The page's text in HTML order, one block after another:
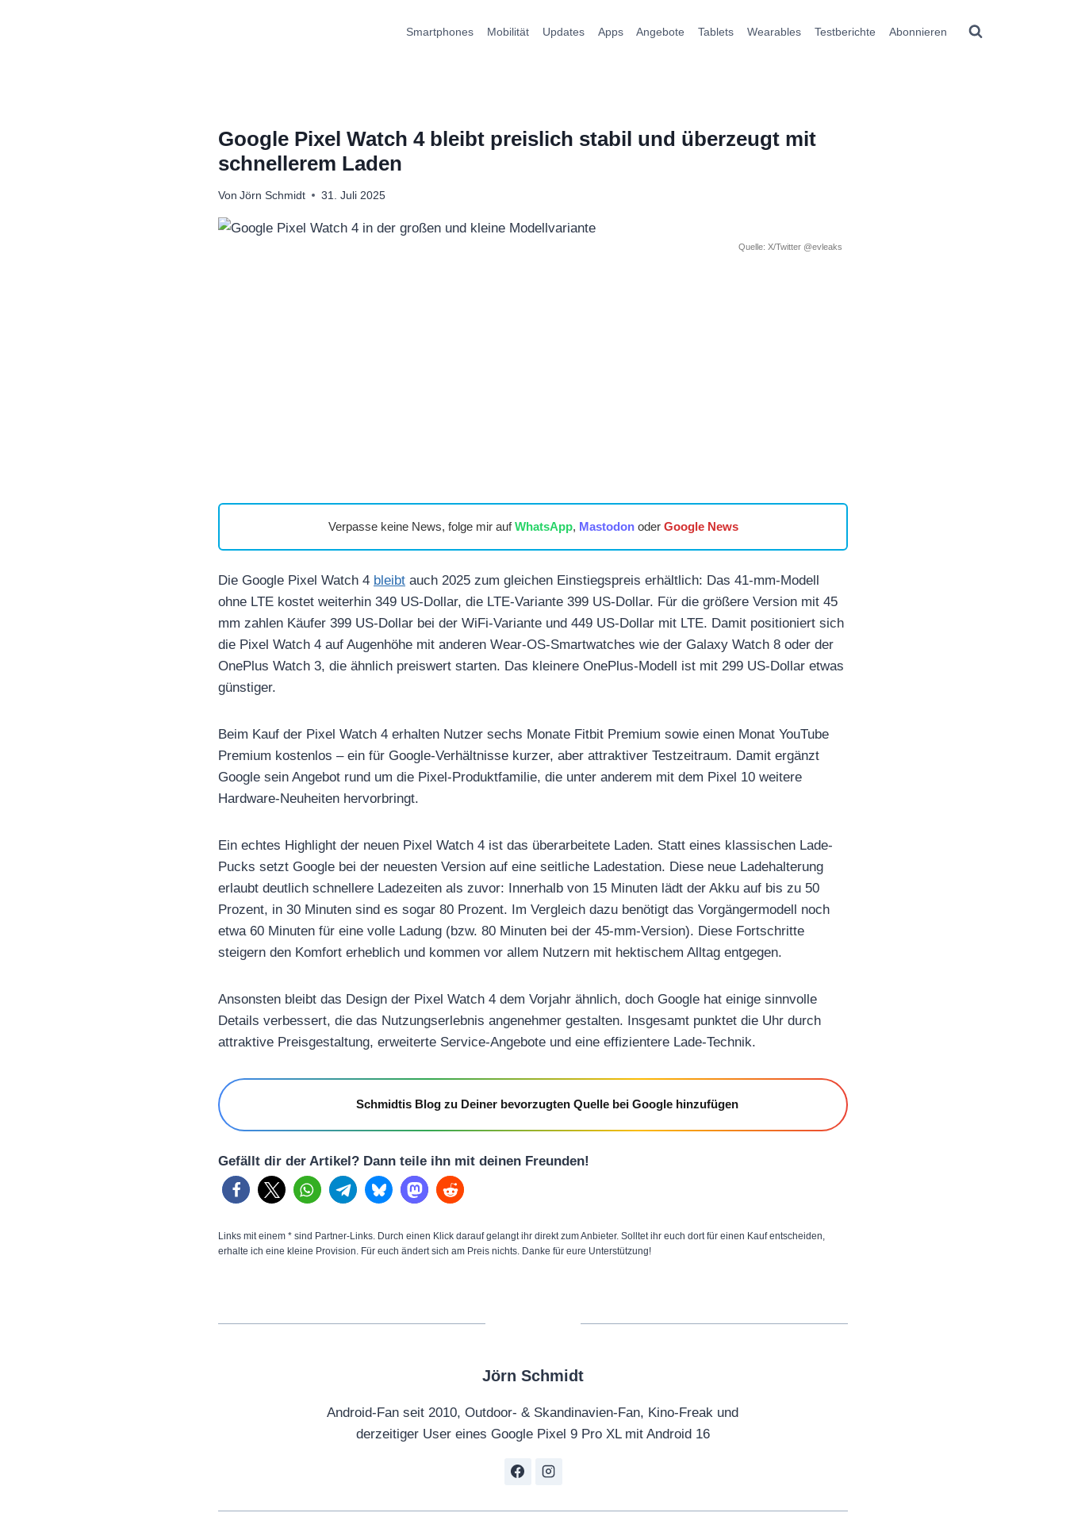
Smartphones Mobilität Updates Apps Angebote Tablets Wearables Testberichte Abonnieren
Google Pixel Watch 4 bleibt preislich stabil und überzeugt mit
schnellerem Laden
Von Jörn Schmidt 31. Juli 2025
Quelle: X/Twitter @evleaks
Verpasse keine News, folge mir aufWhatsApp, Mastodonoder Google News
Die Google Pixel Watch 4 bleibt auch 2025 zum gleichen Einstiegspreis erhältlich: Das 41-mm-Modell
ohne LTE kostet weiterhin 349 US-Dollar, die LTE-Variante 399 US-Dollar. Für die größere Version mit 45
mm zahlen Käufer 399 US-Dollar bei der WiFi-Variante und 449 US-Dollar mit LTE. Damit positioniert sich
die Pixel Watch 4 auf Augenhöhe mit anderen Wear-OS-Smartwatches wie der Galaxy Watch 8 oder der
OnePlus Watch 3, die ähnlich preiswert starten. Das kleinere OnePlus-Modell ist mit 299 US-Dollar etwas
günstiger.
Beim Kauf der Pixel Watch 4 erhalten Nutzer sechs Monate Fitbit Premium sowie einen Monat YouTube
Premium kostenlos – ein für Google-Verhältnisse kurzer, aber attraktiver Testzeitraum. Damit ergänzt
Google sein Angebot rund um die Pixel-Produktfamilie, die unter anderem mit dem Pixel 10 weitere
Hardware-Neuheiten hervorbringt.
Ein echtes Highlight der neuen Pixel Watch 4 ist das überarbeitete Laden. Statt eines klassischen Lade-
Pucks setzt Google bei der neuesten Version auf eine seitliche Ladestation. Diese neue Ladehalterung
erlaubt deutlich schnellere Ladezeiten als zuvor: Innerhalb von 15 Minuten lädt der Akku auf bis zu 50
Prozent, in 30 Minuten sind es sogar 80 Prozent. Im Vergleich dazu benötigt das Vorgängermodell noch
etwa 60 Minuten für eine volle Ladung (bzw. 80 Minuten bei der 45-mm-Version). Diese Fortschritte
steigern den Komfort erheblich und kommen vor allem Nutzern mit hektischem Alltag entgegen.
Ansonsten bleibt das Design der Pixel Watch 4 dem Vorjahr ähnlich, doch Google hat einige sinnvolle
Details verbessert, die das Nutzungserlebnis angenehmer gestalten. Insgesamt punktet die Uhr durch
attraktive Preisgestaltung, erweiterte Service-Angebote und eine effizientere Lade-Technik.
Schmidtis Blog zu Deiner bevorzugten Quelle bei Google hinzufügen
Gefällt dir der Artikel? Dann teile ihn mit deinen Freunden!
Links mit einem * sind Partner-Links. Durch einen Klick darauf gelangt ihr direkt zum Anbieter. Solltet ihr euch dort für einen Kauf entscheiden,
erhalte ich eine kleine Provision. Für euch ändert sich am Preis nichts. Danke für eure Unterstützung!
Jörn Schmidt
Android-Fan seit 2010, Outdoor- & Skandinavien-Fan, Kino-Freak und
derzeitiger User eines Google Pixel 9 Pro XL mit Android 16